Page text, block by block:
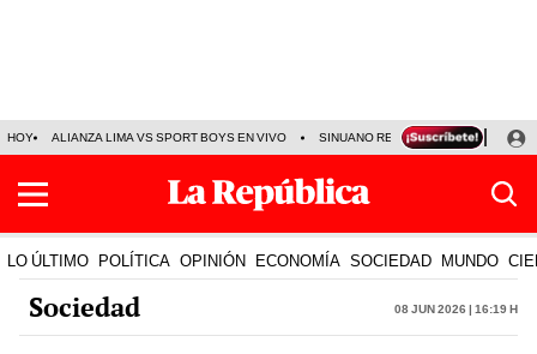
HOY ALIANZA LIMA VS SPORT BOYS EN VIVO SINUANO RESULTADOS HOY
LO ÚLTIMO POLÍTICA OPINIÓN ECONOMÍA SOCIEDAD MUNDO
Sociedad 08 Jun 2026 | 16:19 h